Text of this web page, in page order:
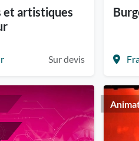
artistiques
Sur devis